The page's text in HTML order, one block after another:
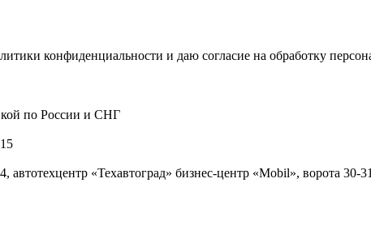
конфиденциальности и даю согласие на обработку
по России и СНГ
«Техавтоград» бизнес-центр «Mobil», ворота 30-